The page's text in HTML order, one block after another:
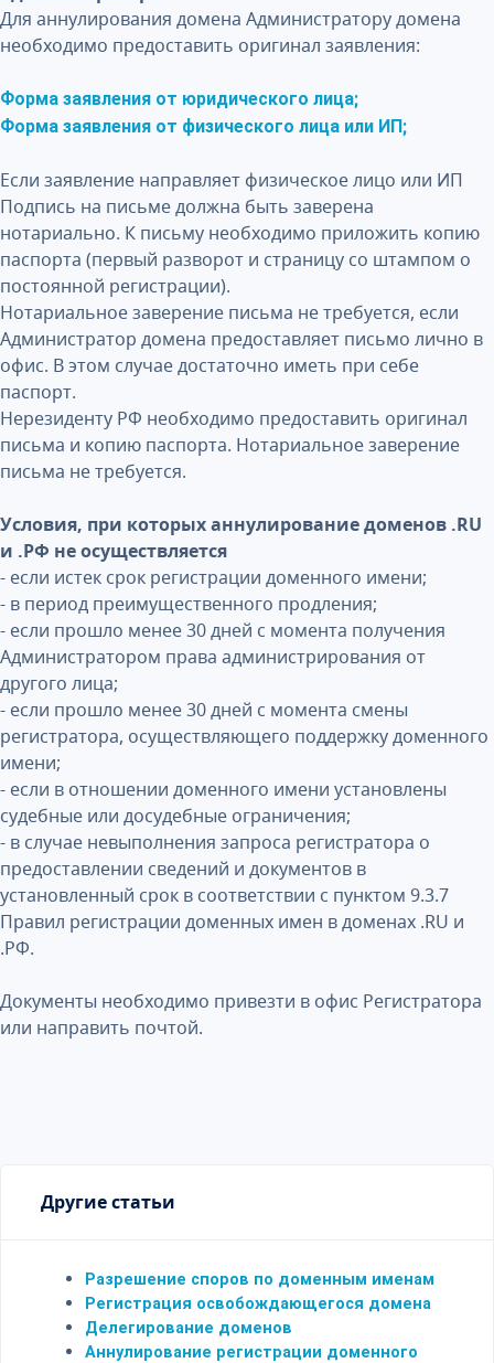
Для аннулирования домена Администратору домена
необходимо предоставить оригинал заявления:
Форма заявления от юридического лица;
Форма заявления от физического лица или ИП;
Если заявление направляет физическое лицо или ИП
Подпись на письме должна быть заверена
нотариально. К письму необходимо приложить копию
паспорта (первый разворот и страницу со штампом о
постоянной регистрации).
Нотариальное заверение письма не требуется, если
Администратор домена предоставляет письмо лично в
офис. В этом случае достаточно иметь при себе
паспорт.
Нерезиденту РФ необходимо предоставить оригинал
письма и копию паспорта. Нотариальное заверение
письма не требуется.
Условия, при которых аннулирование доменов .RU
и .РФ не осуществляется
- если истек срок регистрации доменного имени;
- в период преимущественного продления;
- если прошло менее 30 дней с момента получения
Администратором права администрирования от
другого лица;
- если прошло менее 30 дней с момента смены
регистратора, осуществляющего поддержку доменного
имени;
- если в отношении доменного имени установлены
судебные или досудебные ограничения;
- в случае невыполнения запроса регистратора о
предоставлении сведений и документов в
установленный срок в соответствии с пунктом 9.3.7
Правил регистрации доменных имен в доменах .RU и
.РФ.
Документы необходимо привезти в офис Регистратора
или направить почтой.
Другие статьи
Разрешение споров по доменным именам
Регистрация освобождающегося домена
Делегирование доменов
Аннулирование регистрации доменного